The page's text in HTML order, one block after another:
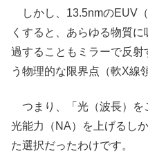
しかし、13.5nmのEUV
くすると、あらゆる物質
過することもミラーで反
う物理的な限界点（軟X線
つまり、「光（波長）を
光能力（NA）を上げるし
た選択だったわけです。